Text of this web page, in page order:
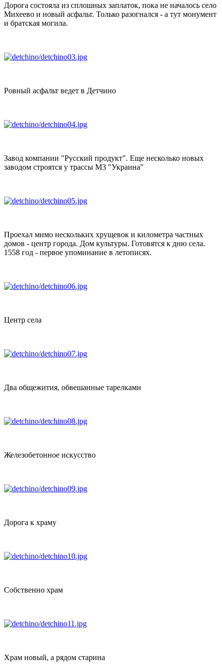
Дорога состояла из сплошных заплаток, пока не началось село
Михеево и новый асфальт. Только разогнался - а тут монумент
и братская могила.
Ровный асфальт ведет в Детчино
Завод компании "Русский продукт". Еще несколько новых
заводом строятся у трассы М3 "Украина"
Проехал мимо нескольких хрущевок и километра частных
домов - центр города. Дом культуры. Готовятся к дню села.
1558 год - первое упоминание в летописях.
Центр села
Два общежития, обвешанные тарелками
Железобетонное искусство
Дорога к храму
Собственно храм
Храм новый, а рядом старина